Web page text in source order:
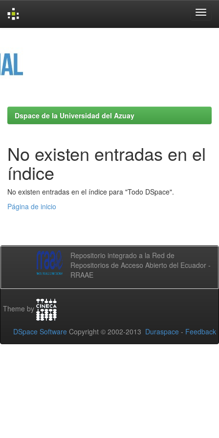
Dspace de la Universidad del Azuay
No existen entradas en el
índice
No existen entradas en el índice para "Todo DSpace".
Página de inicio
Repositorio integrado a la Red de
Repositorios de Acceso Abierto del Ecuador -
RRAAE
Theme by
DSpace Software Copyright © 2002-2013 Duraspace - Feedback